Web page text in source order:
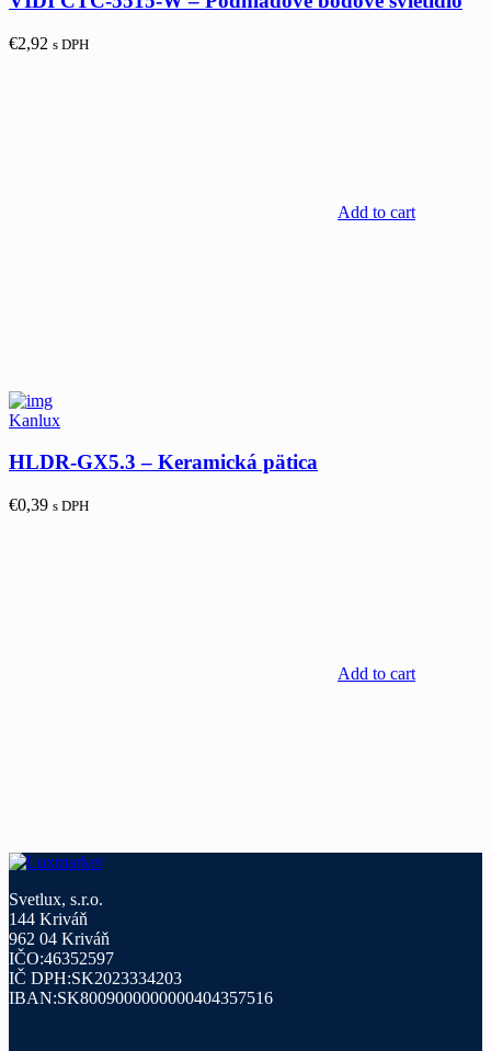
€2,92 s DPH
Add to cart
Kanlux
HLDR-GX5.3 – Keramická pätica
€0,39 s DPH
Add to cart
Svetlux, s.r.o.
144 Kriváň
962 04 Kriváň
IČO:46352597
IČ DPH:SK2023334203
IBAN:SK8009000000000404357516